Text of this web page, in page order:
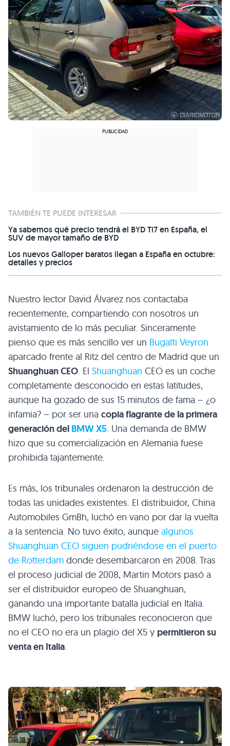
TAMBIÉN TE PUEDE INTERESAR
Ya sabemos qué precio tendrá el BYD Ti7 en España, el
SUV de mayor tamaño de BYD
Los nuevos Galloper baratos llegan a España en octubre:
detalles y precios
Nuestro lector David Álvarez nos contactaba
recientemente, compartiendo con nosotros un
avistamiento de lo más peculiar. Sinceramente
pienso que es más sencillo ver un Bugatti Veyron
aparcado frente al Ritz del centro de Madrid que un
ShuanghuanCEO. El Shuanghuan CEO es un coche
completamente desconocido en estas latitudes,
aunque ha gozado de sus 15 minutos de fama – ¿o
infamia? – por ser una copia flagrante de la primera
generación del BMW X5. Una demanda de BMW
hizo que su comercialización en Alemania fuese
prohibida tajantemente.
Es más, los tribunales ordenaron la destrucción de
todas las unidades existentes. El distribuidor, China
Automobiles GmBh, luchó en vano por dar la vuelta
a la sentencia. No tuvo éxito, aunque algunos
Shuanghuan CEO siguen pudriéndose en el puerto
de Rotterdam donde desembarcaron en 2008. Tras
el proceso judicial de 2008, Martin Motors pasó a
ser el distribuidor europeo de Shuanghuan,
ganando una importante batalla judicial en Italia.
BMW luchó, pero los tribunales reconocieron que
no el CEO no era un plagio del X5 y permitieron su
venta en Italia.